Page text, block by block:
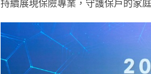
持續展現保險專業，守護保戶的家